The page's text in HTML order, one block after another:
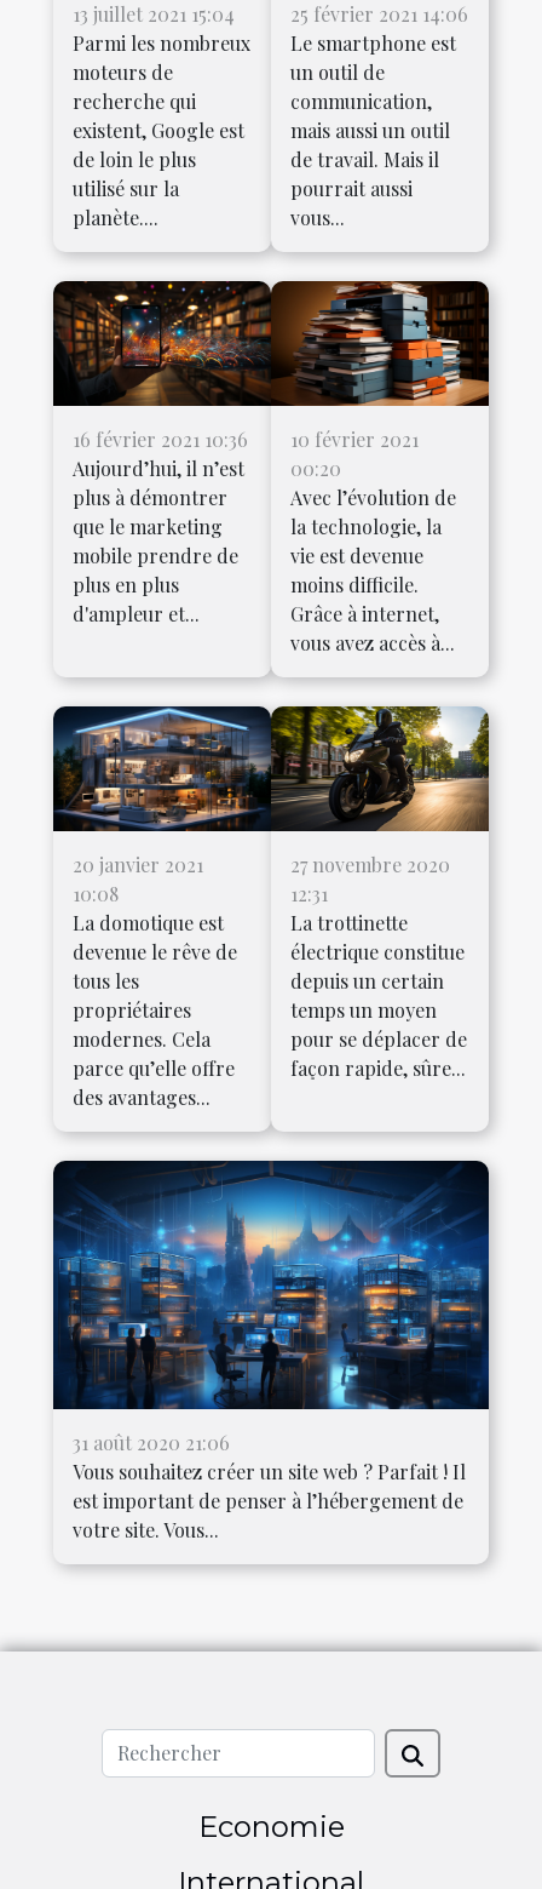
13 juillet 2021 15:04
Parmi les nombreux
moteurs de
recherche qui
existent, Google est
de loin le plus
utilisé sur la
planète....
25 février 2021 14:06
Le smartphone est
un outil de
communication,
mais aussi un outil
de travail. Mais il
pourrait aussi
vous...
16 février 2021 10:36
Aujourd’hui, il n’est
plus à démontrer
que le marketing
mobile prendre de
plus en plus
d'ampleur et...
10 février 2021
00:20
Avec l’évolution de
la technologie, la
vie est devenue
moins difficile.
Grâce à internet,
vous avez accès à...
20 janvier 2021
10:08
La domotique est
devenue le rêve de
tous les
propriétaires
modernes. Cela
parce qu’elle offre
des avantages...
27 novembre 2020
12:31
La trottinette
électrique constitue
depuis un certain
temps un moyen
pour se déplacer de
façon rapide, sûre...
31 août 2020 21:06
Vous souhaitez créer un site web ? Parfait ! Il
est important de penser à l’hébergement de
votre site. Vous...
Economie